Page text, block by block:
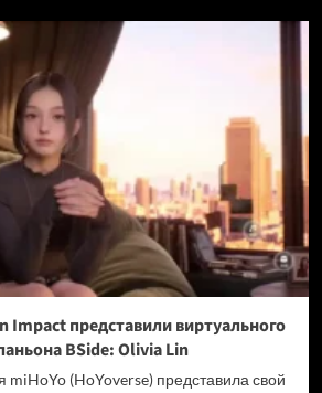
Impact представили виртуального
BSide: Olivia Lin
miHoYo (HoYoverse) представила свой